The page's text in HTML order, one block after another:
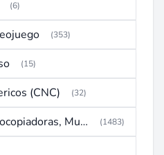
(6)
(353)
(15)
(CNC) (32)
Copiadoras (Fotocopiadoras, Multifunctions, Ploter, etc) (1483)